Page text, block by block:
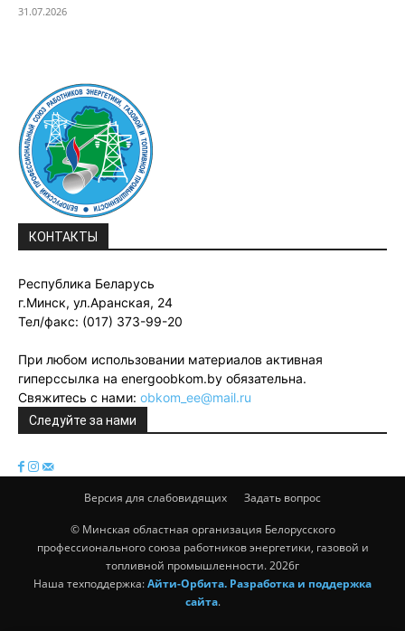
31.07.2026
КОНТАКТЫ
Республика Беларусь
г.Минск, ул.Аранская, 24
Тел/факс: (017) 373-99-20
При любом использовании материалов активная
гиперссылка на energoobkom.by обязательна.
Свяжитесь с нами: obkom_ee@mail.ru
Следуйте за нами
Версия для слабовидящих Задать вопрос
© Минская областная организация Белорусского
профессионального союза работников энергетики, газовой и
топливной промышленности. 2026г
Наша техподдержка:Айти-Орбита. Разработка и поддержка
сайта.